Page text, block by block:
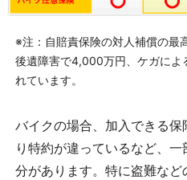
※注：自賠責保険の対人補償の最
後遺障害で4,000万円、ケガによ
れています。
バイクの場合、加入できる
り特約が違っているなど、
分があります。特に盗難な